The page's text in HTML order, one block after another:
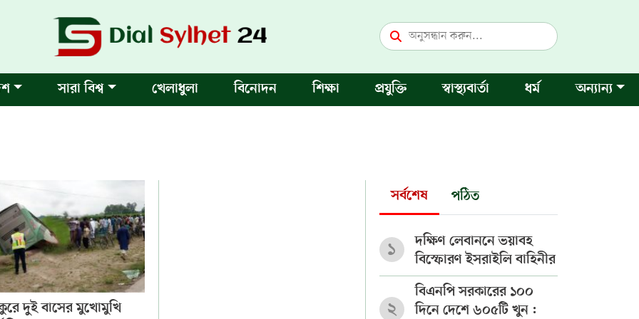
সারা বিশ্ব খেলাধুলা বিনোদন শিক্ষা প্রযুক্তি স্বাস্থ্যবার্তা ধর্ম অন্যান্য
দুই বাসের মুখোমুখি
সর্বশেষ পঠিত
১
দক্ষিণ লেবাননে ভয়াবহ
বিস্ফোরণ ইসরাইলি বাহিনীর
২
বিএনপি সরকারের ১০০
দিনে দেশে ৬০৫টি খুন :